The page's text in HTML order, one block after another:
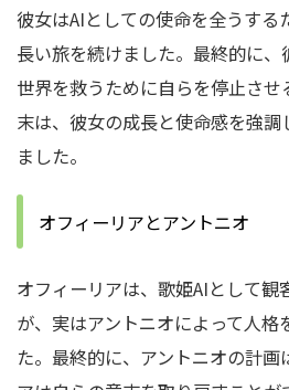
彼女はAIとしての使命を全うする
長い旅を続けました。最終的に、
世界を救うために自らを停止させ
末は、彼女の成長と使命感を強
ました。
オフィーリアとアントニオ
オフィーリアは、歌姫AIとして観
が、実はアントニオによって人格
た。最終的に、アントニオの計画